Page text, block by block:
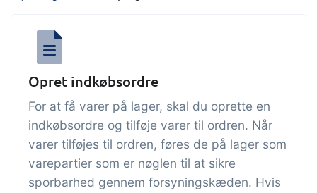
Salg og indkøb
Det skal være nemt at handle sammen.
Automatisér de mange opgaver
forbundet med samhandel
Sporbarhed &
Opret indkøbsordre
For at få varer på lager, skal du oprette en
indkøbsordre og tilføje varer til ordren. Når
varer tilføjes til ordren, føres de på lager som
varepartier som er nøglen til at sikre
sporbarhed gennem forsyningskæden. Hvis